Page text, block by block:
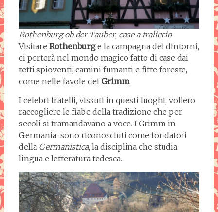
Rothenburg ob der Tauber, case a traliccio
Visitare Rothenburge la campagna dei dintorni,
ci porterà nel mondo magico fatto di case dai
tetti spioventi, camini fumanti e fitte foreste,
come nelle favole dei Grimm.
I celebri fratelli, vissuti in questi luoghi, vollero
raccogliere le fiabe della tradizione che per
secoli si tramandavano a voce. I Grimm in
Germania sono riconosciuti come fondatori
dellaGermanistica, la disciplina che studia
lingua e letteratura tedesca.